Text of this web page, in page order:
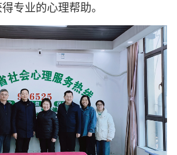
专业的心理帮助。